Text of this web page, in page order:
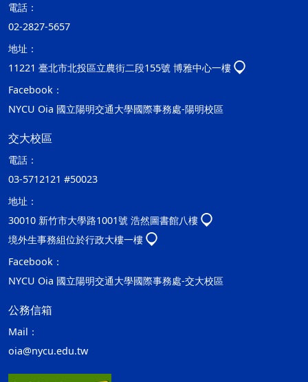
電話：
02-2827-5657
地址：
11221 臺北市北投區立農街二段155號 博雅中心一樓
Facebook：
NYCU Oia 國立陽明交通大學國際事務處-陽明校區
交大校區
電話：
03-5712121 #50023
地址：
30010 新竹市大學路1001號 浩然圖書館八樓
境外生事務組位於行政大樓一樓
Facebook：
NYCU Oia 國立陽明交通大學國際事務處-交大校區
公務信箱
Mail：
oia@nycu.edu.tw